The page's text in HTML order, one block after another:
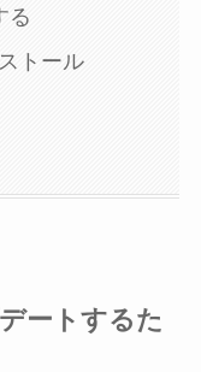
る
トール
ートするた